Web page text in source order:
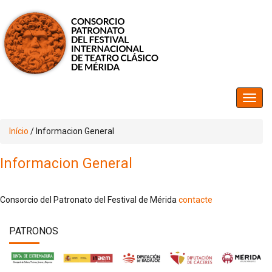
Início / Informacion General
Informacion General
Consorcio del Patronato del Festival de Mérida contacte
PATRONOS